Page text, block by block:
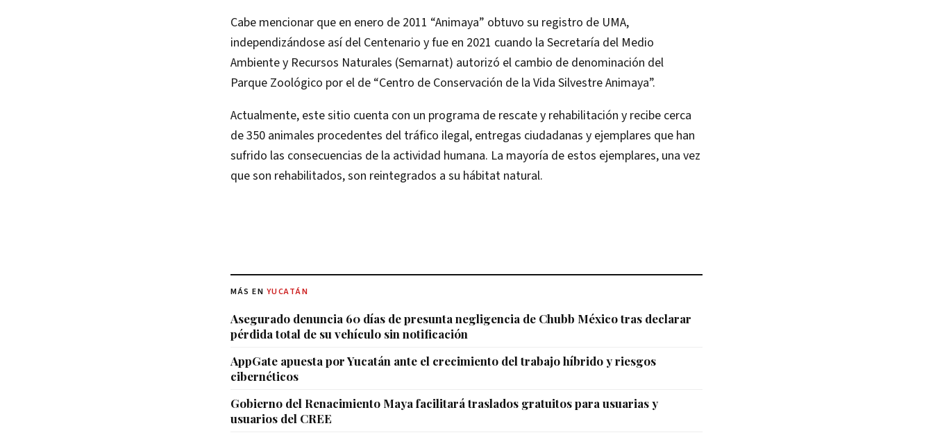
Cabe mencionar que en enero de 2011 “Animaya” obtuvo su registro de UMA,
independizándose así del Centenario y fue en 2021 cuando la Secretaría del Medio
Ambiente y Recursos Naturales (Semarnat) autorizó el cambio de denominación del
Parque Zoológico por el de “Centro de Conservación de la Vida Silvestre Animaya”.
Actualmente, este sitio cuenta con un programa de rescate y rehabilitación y recibe cerca
de 350 animales procedentes del tráfico ilegal, entregas ciudadanas y ejemplares que han
sufrido las consecuencias de la actividad humana. La mayoría de estos ejemplares, una vez
que son rehabilitados, son reintegrados a su hábitat natural.
MÁS EN YUCATÁN
Asegurado denuncia 60 días de presunta negligencia de Chubb México tras declarar
pérdida total de su vehículo sin notificación
AppGate apuesta por Yucatán ante el crecimiento del trabajo híbrido y riesgos
cibernéticos
Gobierno del Renacimiento Maya facilitará traslados gratuitos para usuarias y
usuarios del CREE